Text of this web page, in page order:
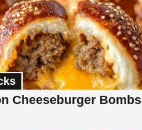
Cheeseburger Bombs